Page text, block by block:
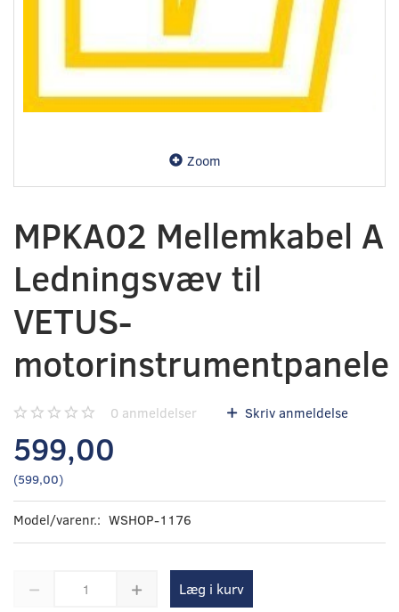
Zoom
MPKA02 Mellemkabel A
Ledningsvæv til
VETUS-
motorinstrumentpanele
0 anmeldelser Skriv anmeldelse
599,00
(599,00)
Model/varenr.: WSHOP-1176
Læg i kurv